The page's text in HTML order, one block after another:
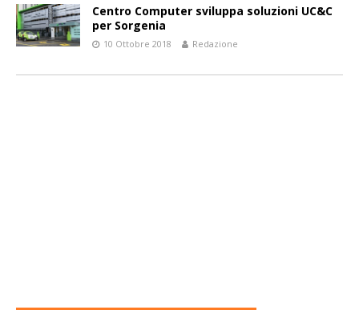
Centro Computer sviluppa soluzioni UC&C
per Sorgenia
10 Ottobre 2018 Redazione